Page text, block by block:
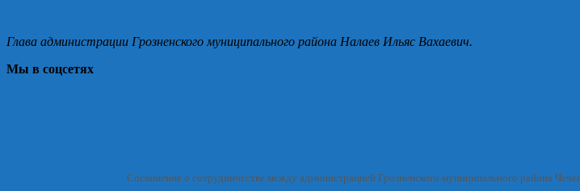
Глава администрации Грозненского муниципального района Налаев Ильяс Вахаевич.
Мы в соцсетях
Соглашение о сотрудничестве между администрацией Грозненского муниципального района